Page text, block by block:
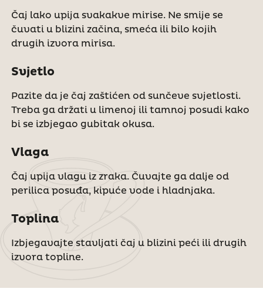
Čaj lako upija svakakve mirise. Ne smije se
čuvati u blizini začina, smeća ili bilo kojih
drugih izvora mirisa.
Svjetlo
Pazite da je čaj zaštićen od sunčeve svjetlosti.
Treba ga držati u limenoj ili tamnoj posudi kako
bi se izbjegao gubitak okusa.
Vlaga
Čaj upija vlagu iz zraka. Čuvajte ga dalje od
perilica posuđa, kipuće vode i hladnjaka.
Toplina
Izbjegavajte stavljati čaj u blizini peći ili drugih
izvora topline.